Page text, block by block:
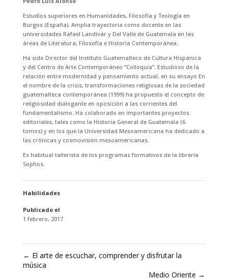
Estudios superiores en Humanidades, Filosofía y Teología en
Burgos (España). Amplia trayectoria como docente en las
universidades Rafael Landívar y Del Valle de Guatemala en las
áreas de Literatura, Filosofía e Historia Contemporánea.
Ha sido Director del Instituto Guatemalteco de Cultura Hispánica
y del Centro de Arte Contemporáneo “Colloquia”. Estudioso de la
relación entre modernidad y pensamiento actual, en su ensayo En
el nombre de la crisis, transformaciones religiosas de la sociedad
guatemalteca contemporánea (1999) ha propuesto el concepto de
religiosidad dialogante en oposición a las corrientes del
fundamentalismo. Ha colaborado en importantes proyectos
editoriales, tales como la Historia General de Guatemala (6
tomos) y en los que la Universidad Mesoamericana ha dedicado a
las crónicas y cosmovisión mesoamericanas.
Es habitual tallerista de los programas formativos de la librería
Sophos.
Habilidades
Publicado el
1 febrero, 2017
← El arte de escuchar, comprender y disfrutar la
música
Medio Oriente →